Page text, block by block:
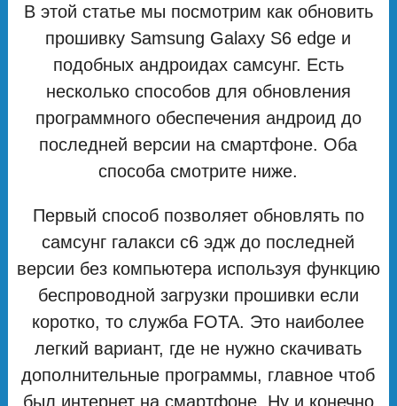
В этой статье мы посмотрим как обновить
прошивку Samsung Galaxy S6 edge и
подобных андроидах самсунг. Есть
несколько способов для обновления
программного обеспечения андроид до
последней версии на смартфоне. Оба
способа смотрите ниже.
Первый способ позволяет обновлять по
самсунг галакси с6 эдж до последней
версии без компьютера используя функцию
беспроводной загрузки прошивки если
коротко, то служба FOTA. Это наиболее
легкий вариант, где не нужно скачивать
дополнительные программы, главное чтоб
был интернет на смартфоне. Ну и конечно